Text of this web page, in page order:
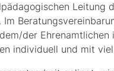
Leitung
Im
der
individuell und mit